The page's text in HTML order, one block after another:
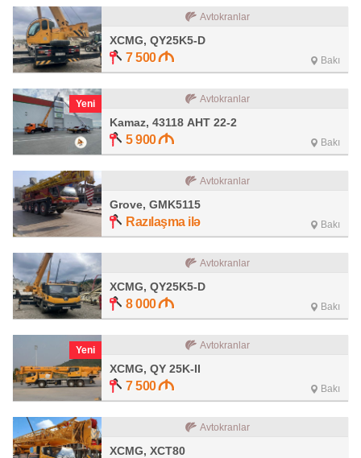
Avtokranlar
XCMG, QY25K5-D
7 500 Bakı
Yeni Avtokranlar
Kamaz, 43118 АНТ 22-2
5 900 Bakı
Avtokranlar
Grove, GMK5115
Razılaşma ilə Bakı
Avtokranlar
XCMG, QY25K5-D
8 000 Bakı
Yeni Avtokranlar
XCMG, QY 25K-II
7 500 Bakı
Avtokranlar
XCMG, XCT80